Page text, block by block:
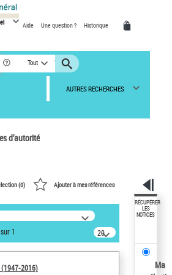
Aide Une question ? Historique
Tout
AUTRES RECHERCHES
d’autorité
dans les
:
2016)
(0) Ajouter à mes références
sur 1
20
résultats/page
(1947-2016)
RÉCUPÉRER
LES
NOTICES
Ma